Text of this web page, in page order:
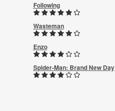
Following
Wasteman
Enzo
Spider-Man: Brand New Day